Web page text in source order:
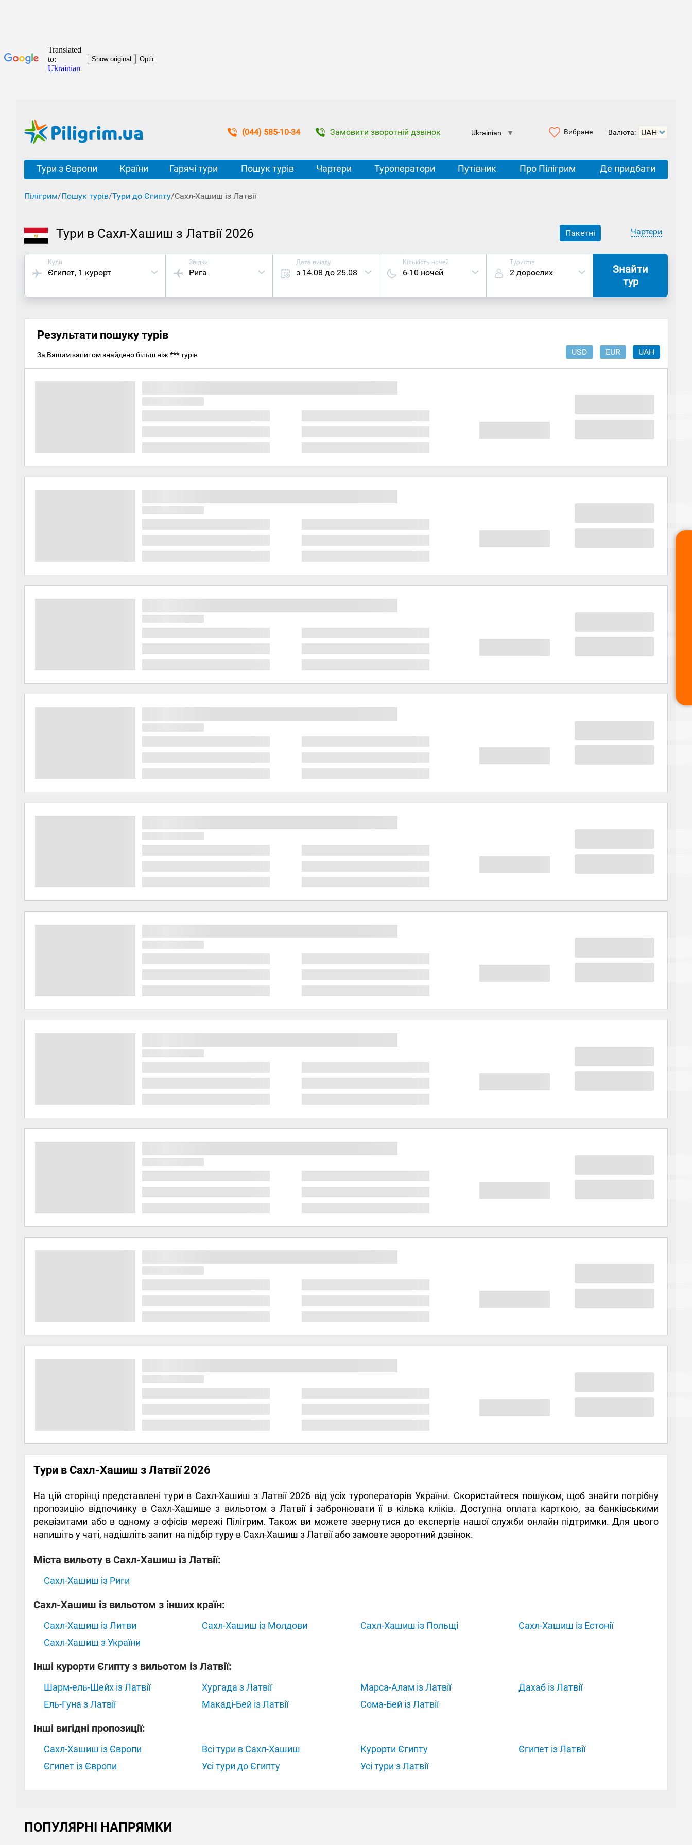
(044) 585-10-34 Замовити зворотній дзвінок Ukrainian ▼ Вибране Валюта:
Тури з Європи Країни Гарячі тури Пошук турів Чартери Туроператори Путівник Про Пілігрим Де придбати
Пілігрим/Пошук турів/Тури до Єгипту/Сахл-Хашиш із Латвії
Тури в Сахл-Хашиш з Латвії 2026 Пакетні Чартери
Куди
Єгипет, 1 курорт
Звідки
Рига
Дата виїзду
з 14.08 до 25.08
Кількість ночей
6-10 ночей
Туристів
2 дорослих
Знайти
тур
Результати пошуку турів
USD EUR UAH
За Вашим запитом знайдено більш ніж ***турів
Тури в Сахл-Хашиш з Латвії 2026
На цій сторінці представлені тури в Сахл-Хашиш з Латвії 2026 від усіх туроператорів України. Скористайтеся пошуком, щоб знайти потрібну
пропозицію відпочинку в Сахл-Хашише з вильотом з Латвії і забронювати її в кілька кліків. Доступна оплата карткою, за банківськими
реквізитами або в одному з офісів мережі Пілігрим. Також ви можете звернутися до експертів нашої служби онлайн підтримки. Для цього
напишіть у чаті, надішліть запит на підбір туру в Сахл-Хашиш з Латвії або замовте зворотний дзвінок.
Міста вильоту в Сахл-Хашиш із Латвії:
Сахл-Хашиш із Риги
Сахл-Хашиш із вильотом з інших країн:
Сахл-Хашиш із Литви Сахл-Хашиш із Молдови Сахл-Хашиш із Польщі
Сахл-Хашиш із Естонії
Сахл-Хашиш з України
Інші курорти Єгипту з вильотом із Латвії:
Шарм-ель-Шейх із Латвії Хургада з Латвії Марса-Алам із Латвії
Дахаб із Латвії
Ель-Гуна з Латвії
Макаді-Бей із Латвії Сома-Бей із Латвії
Інші вигідні пропозиції:
Сахл-Хашиш із Європи Всі тури в Сахл-Хашиш Курорти Єгипту
Єгипет із Латвії
Єгипет із Європи
Усі тури до Єгипту Усі тури з Латвії
ПОПУЛЯРНІ НАПРЯМКИ